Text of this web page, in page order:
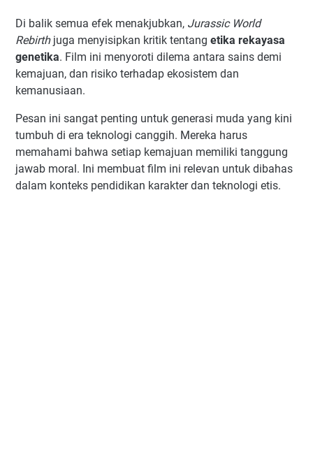
Di balik semua efek menakjubkan, Jurassic World
Rebirthjuga menyisipkan kritik tentang etika rekayasa
genetika. Film ini menyoroti dilema antara sains demi
kemajuan, dan risiko terhadap ekosistem dan
kemanusiaan.
Pesan ini sangat penting untuk generasi muda yang kini
tumbuh di era teknologi canggih. Mereka harus
memahami bahwa setiap kemajuan memiliki tanggung
jawab moral. Ini membuat film ini relevan untuk dibahas
dalam konteks pendidikan karakter dan teknologi etis.